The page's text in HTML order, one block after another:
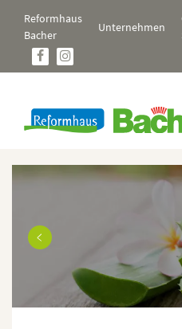
Inhalt
springen
Reformhaus
Bacher
Unternehmen